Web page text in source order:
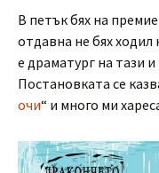
В петък бях на
отдавна не бях
е драматург на тази
Постановката се
очи“ и много ми